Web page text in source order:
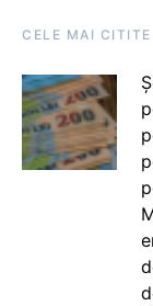
CELE MAI